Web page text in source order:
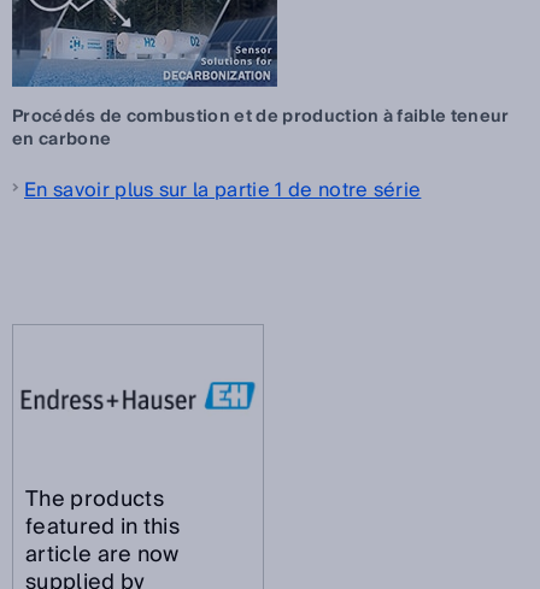
Procédés de combustion et de production à faible teneur
en carbone
En savoir plus sur la partie 1 de notre série
The products
featured in this
article are now